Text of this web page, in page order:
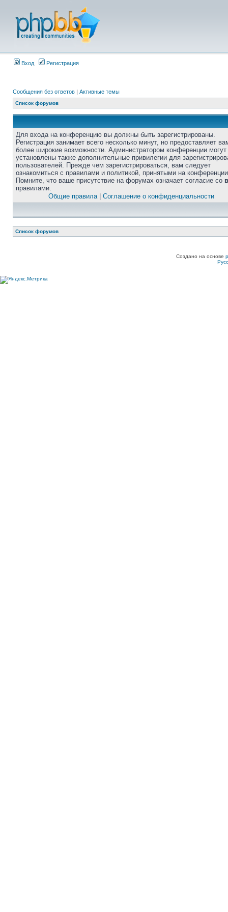
Вход Регистрация
Сообщения без ответов | Активные темы
Список форумов
Для входа на конференцию вы должны быть зарегистрированы.
Регистрация занимает всего несколько минут, но предоставляет
более широкие возможности. Администратором конференции
установлены также дополнительные привилегии для
пользователей. Прежде чем зарегистрироваться, вам следует
ознакомиться с правилами и политикой, принятыми на
Помните, что ваше присутствие на форумах означает согласие со
правилами.
Общие правила| Соглашение о конфиденциальности
Список форумов
Создано на основе